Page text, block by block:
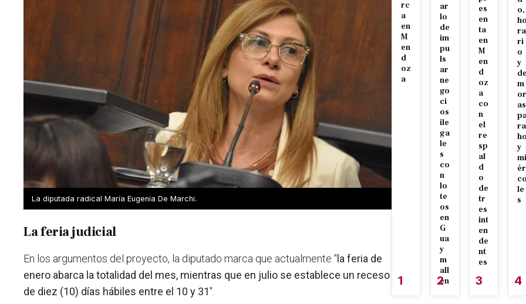
La diputada radical María Eugenia De Marchi.
La feria judicial
En los argumentos del proyecto, la diputado marca que actualmente " la feria de
enero abarca la totalidad del mes, mientras que en julio se establece un receso
de diez (10) días hábiles entre el 10 y 31".
rc
a
en
M
en
d
oz
a
1
ar
lo
de
im
pu
ls
ar
ne
go
ci
os
ile
ga
le
s
co
n
lo
te
os
en
G
ua
y
m
all
én
2
es
en
ta
en
M
en
d
oz
a
co
n
el
re
sp
al
d
o
de
tr
es
int
en
de
nt
es
3
o,
ra
ri
o
y
m
or
as
ra
y
mi
ér
le
s
4